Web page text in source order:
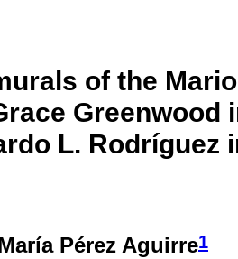
of the
Greenwood
L. Rodríguez
Pérez Aguirre1